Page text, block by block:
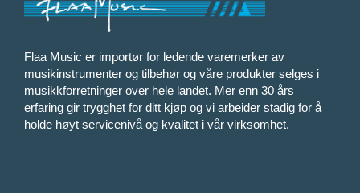
Flaa Music er importør for ledende varemerker av
musikinstrumenter og tilbehør og våre produkter selges i
musikkforretninger over hele landet. Mer enn 30 års
erfaring gir trygghet for ditt kjøp og vi arbeider stadig for å
holde høyt servicenivå og kvalitet i vår virksomhet.